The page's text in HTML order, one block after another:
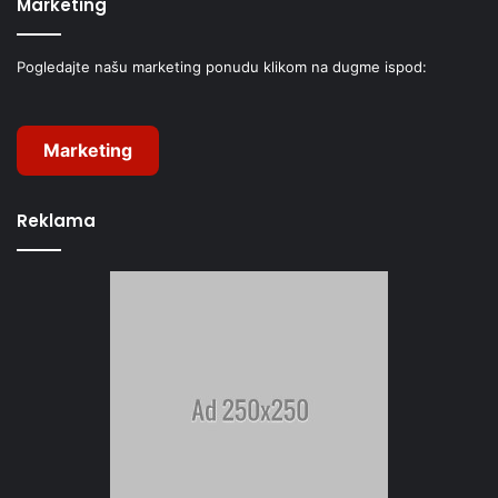
Marketing
Pogledajte našu marketing ponudu klikom na dugme ispod:
Marketing
Reklama